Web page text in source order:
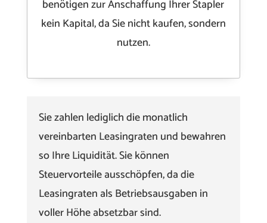
benötigen zur Anschaffung Ihrer Stapler
kein Kapital, da Sie nicht kaufen, sondern
nutzen.
Sie zahlen lediglich die monatlich
vereinbarten Leasingraten und bewahren
so Ihre Liquidität. Sie können
Steuervorteile ausschöpfen, da die
Leasingraten als Betriebsausgaben in
voller Höhe absetzbar sind.